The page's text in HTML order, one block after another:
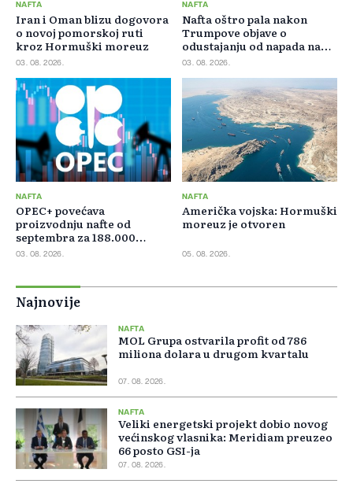
NAFTA
Iran i Oman blizu dogovora
o novoj pomorskoj ruti
kroz Hormuški moreuz
03. 08. 2026.
NAFTA
Nafta oštro pala nakon
Trumpove objave o
odustajanju od napada na
Iran
03. 08. 2026.
NAFTA
OPEC+ povećava
proizvodnju nafte od
septembra za 188.000
barela dnevno
03. 08. 2026.
NAFTA
Američka vojska: Hormuški
moreuz je otvoren
05. 08. 2026.
Najnovije
NAFTA
MOL Grupa ostvarila profit od 786
miliona dolara u drugom kvartalu
07. 08. 2026.
NAFTA
Veliki energetski projekt dobio novog
većinskog vlasnika: Meridiam preuzeo
66 posto GSI-ja
07. 08. 2026.